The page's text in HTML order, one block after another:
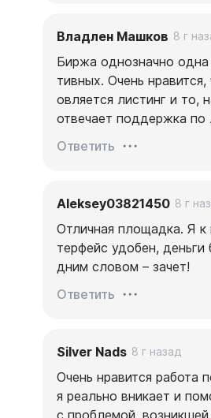
Владлен Машков 8 г
Биржа однозначно
тивных. Очень
овляется листинг и то,
отвечает поддержка
Ответить
Aleksey03821450 8 г
Отличная площадка. Я к
терфейс удобен,
дним словом – зачет!
Ответить
Silver Nads 8 г назад
Очень нравится работа
я реально вникает и